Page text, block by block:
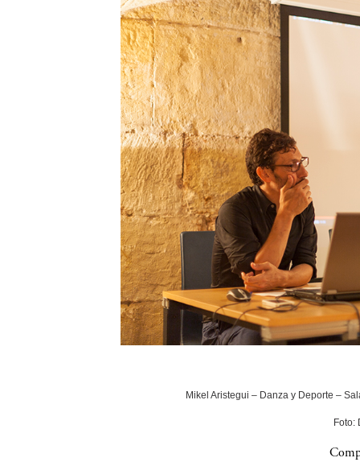
Mikel Aristegui – Danza y Deporte –
Foto: